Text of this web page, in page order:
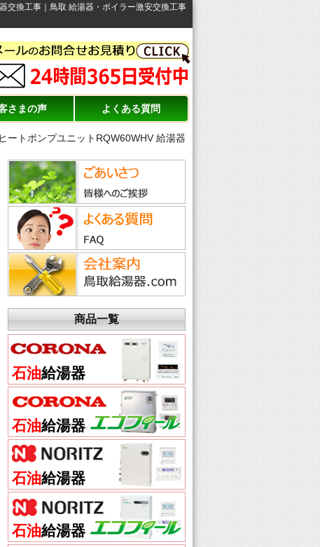
交換工事｜鳥取 給湯器・ボイラー激安交換工事
さまの声 よくある質問
ートポンプユニットRQW60WHV 給湯器
商品一覧
石油給湯器
石油給湯器
石油給湯器
石油給湯器